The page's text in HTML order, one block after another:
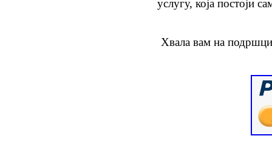
услугу, којапостоји
Хвала вам на